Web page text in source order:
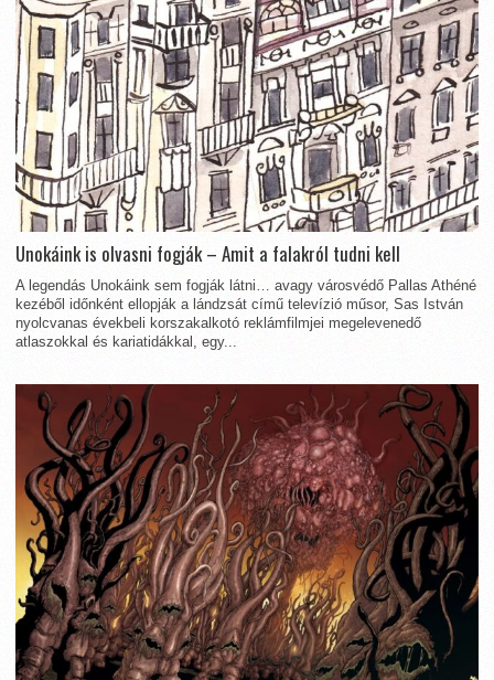
Unokáink is olvasni fogják – Amit a falakról tudni kell
A legendás Unokáink sem fogják látni… avagy városvédő Pallas Athéné
kezéből időnként ellopják a lándzsát című televízió műsor, Sas István
nyolcvanas évekbeli korszakalkotó reklámfilmjei megelevenedő
atlaszokkal és kariatidákkal, egy...